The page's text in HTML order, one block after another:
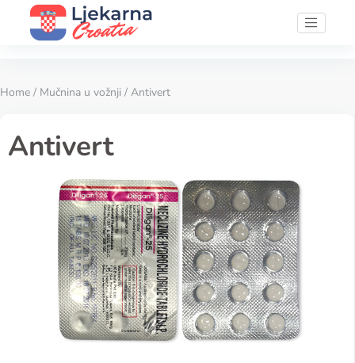
Home / Mučnina u vožnji / Antivert
Antivert